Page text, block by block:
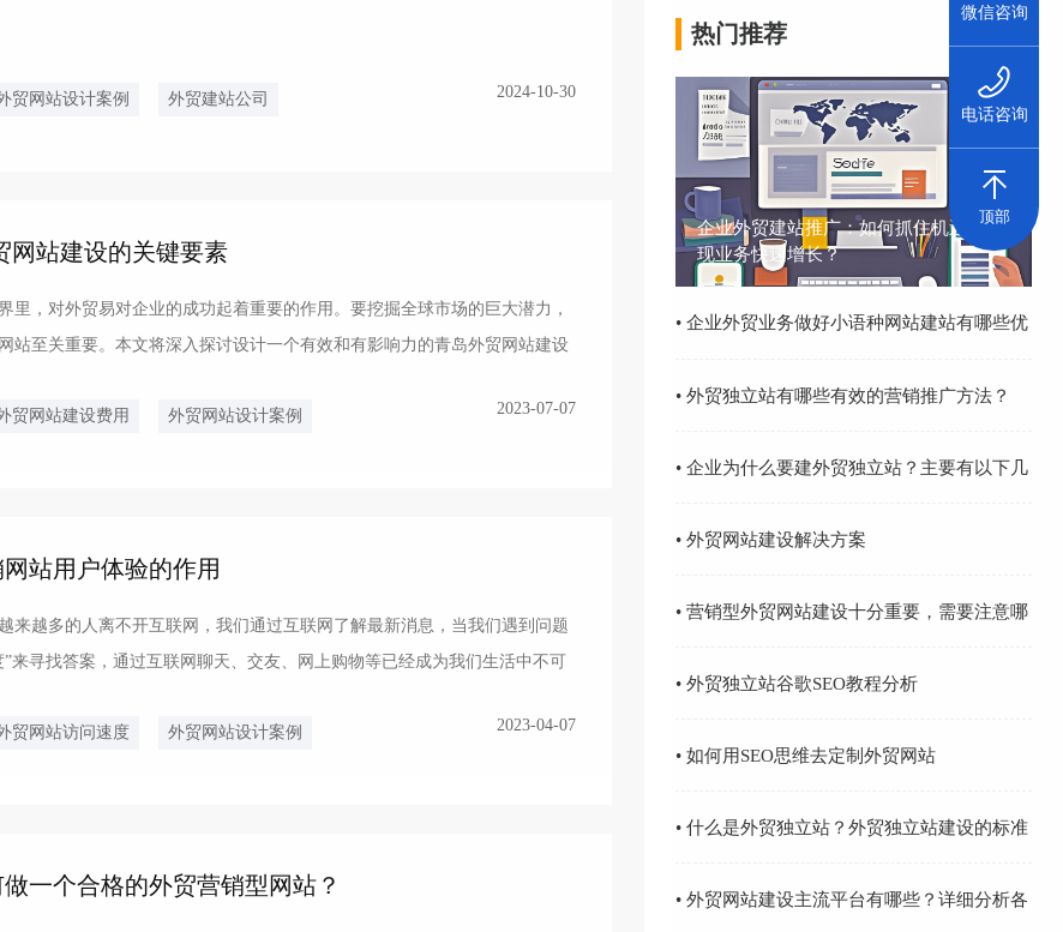
微信咨询
电话咨询
顶部
贸网站设计案例 外贸建站公司 2024-10-30
网站建设的关键要素
里，对外贸易对企业的成功起着重要的作用。要挖掘全球市场的巨大潜力，
站至关重要。本文将深入探讨设计一个有效和有影响力的青岛外贸网站建设
贸网站建设费用 外贸网站设计案例 2023-07-07
站用户体验的作用
来越多的人离不开互联网，我们通过互联网了解最新消息，当我们遇到问题
来寻找答案，通过互联网聊天、交友、网上购物等已经成为我们生活中不可
贸网站访问速度 外贸网站设计案例 2023-04-07
一个合格的外贸营销型网站？
热门推荐
企业外贸建站推广：如何抓住机遇，实
现业务快速增长？
• 企业外贸业务做好小语种网站建站有哪些优
势？
• 外贸独立站有哪些有效的营销推广方法？
• 企业为什么要建外贸独立站？主要有以下几
方面的重要原因
• 外贸网站建设解决方案
• 营销型外贸网站建设十分重要，需要注意哪
些问题
• 外贸独立站谷歌SEO教程分析
• 如何用SEO思维去定制外贸网站
• 什么是外贸独立站？外贸独立站建设的标准
有哪些？
• 外贸网站建设主流平台有哪些？详细分析各